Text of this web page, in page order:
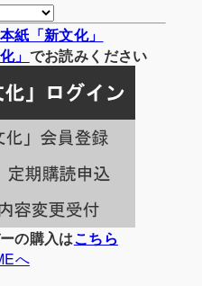
本紙「新文化」
」 でお読みください
の購入はこちら
へ